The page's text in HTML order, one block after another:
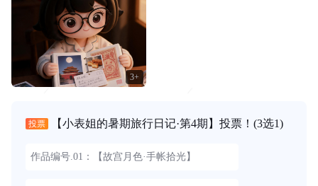
3+
词/思路：小表姐穿着家居装，坐在在家中的书...
投票 【小表姐的暑期旅行日记·第4期】投票！ (3选1)
作品编号.01：【故宫月色·手帐拾光】